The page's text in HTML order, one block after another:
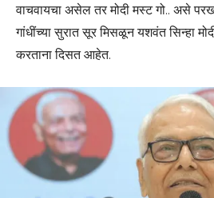
वाचवायचा असेल तर मोदी मस्ट गो.. असे
गांधींच्या सुरात सूर मिसळून यशवंत सिन्हा
करताना दिसत आहेत.